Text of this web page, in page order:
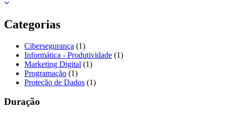
Categorias
Cibersegurança 11
produto
Informática - Produtividade 11
Marketing Digital 11
Programação 11
produto
Proteção de Dados 11
Duração